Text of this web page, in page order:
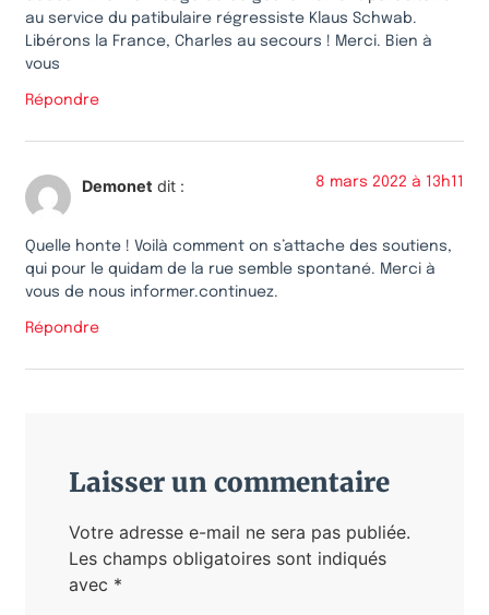
au service du patibulaire régressiste Klaus Schwab.
Libérons la France, Charles au secours ! Merci. Bien à
vous
Répondre
Demonet dit : 8 mars 2022 à 13h11
Quelle honte ! Voilà comment on s’attache des soutiens,
qui pour le quidam de la rue semble spontané. Merci à
vous de nous informer.continuez.
Répondre
Laisser un commentaire
Votre adresse e-mail ne sera pas publiée.
Les champs obligatoires sont indiqués
avec *